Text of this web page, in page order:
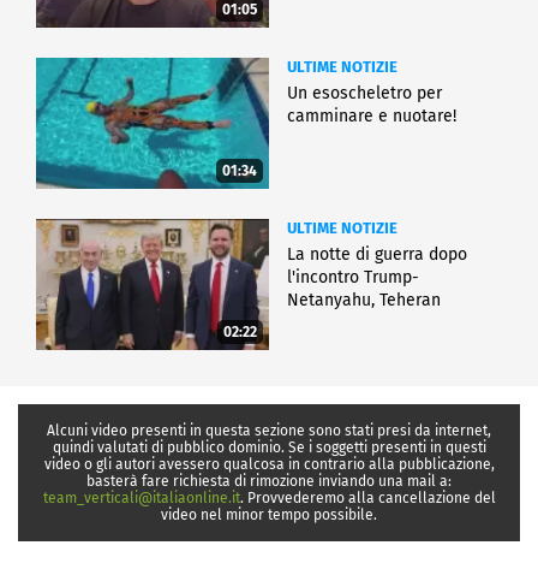
01:05
01:34
ULTIME NOTIZIE
Un esoscheletro per
camminare e nuotare!
02:22
ULTIME NOTIZIE
La notte di guerra dopo
l'incontro Trump-
Netanyahu, Teheran
Alcuni video presenti in questa sezione sono stati presi da internet,
quindi valutati di pubblico dominio. Se i soggetti presenti in questi
video o gli autori avessero qualcosa in contrario alla pubblicazione,
basterà fare richiesta di rimozione inviando una mail a:
team_verticali@italiaonline.it. Provvederemo alla cancellazione del
video nel minor tempo possibile.